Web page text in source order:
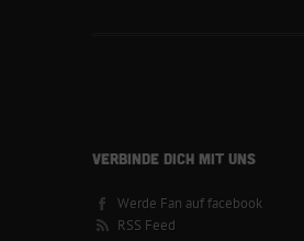
VERBINDE DICH MIT UNS
Werde Fan auf facebook
RSS Feed